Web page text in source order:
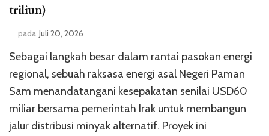
triliun)
pada Juli 20, 2026
Sebagai langkah besar dalam rantai pasokan energi
regional, sebuah raksasa energi asal Negeri Paman
Sam menandatangani kesepakatan senilai USD60
miliar bersama pemerintah Irak untuk membangun
jalur distribusi minyak alternatif. Proyek ini